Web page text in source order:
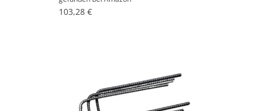
103,28 €